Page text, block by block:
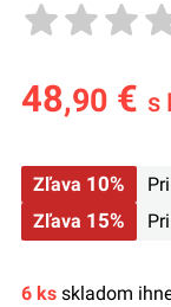
48,90€ s
Zľava 10%
Zľava 15%
6 ksskladom